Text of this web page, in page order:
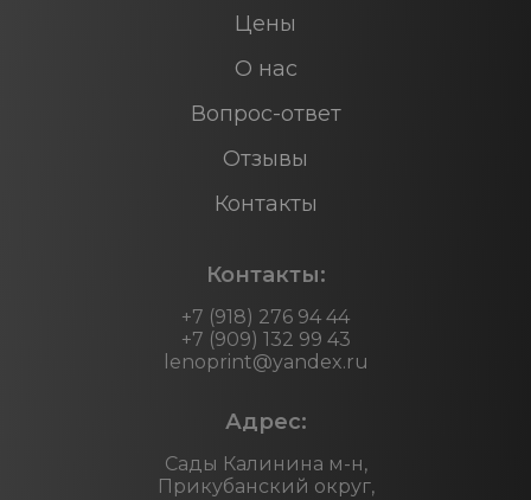
Контакты:
+7 (918) 276 94 44
+7 (909) 132 99 43
lenoprint@yandex.ru
Адрес:
Сады Калинина м-н,
Прикубанский округ,
Цены
О нас
Вопрос-ответ
Отзывы
Контакты